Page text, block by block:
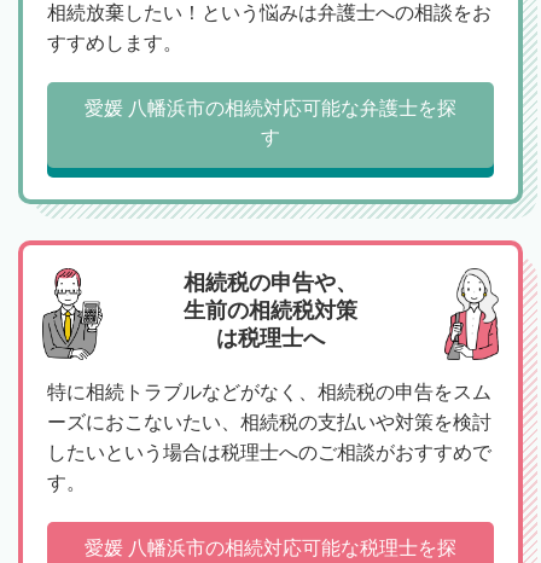
相続放棄したい！という悩みは弁護士への相談をお
すすめします。
愛媛 八幡浜市の相続対応可能な弁護士を探
す
相続税の申告や、
生前の相続税対策
は税理士へ
特に相続トラブルなどがなく、相続税の申告をスム
ーズにおこないたい、相続税の支払いや対策を検討
したいという場合は税理士へのご相談がおすすめで
す。
愛媛 八幡浜市の相続対応可能な税理士を探